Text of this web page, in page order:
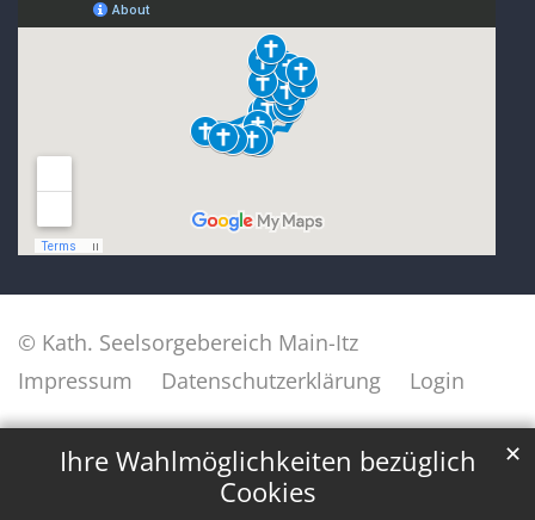
Ihre Wahlmöglichkeiten bezüglich
Cookies
✕
© Kath. Seelsorgebereich Main-Itz
Impressum
Datenschutzerklärung Login